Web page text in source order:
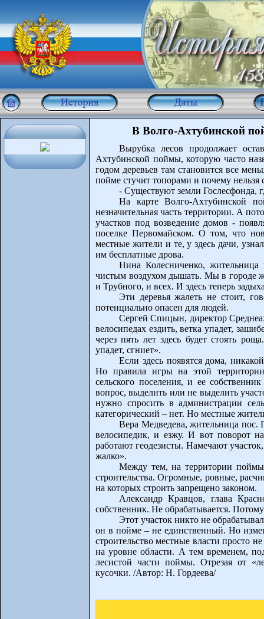
В Волго-Ахтубинской
Вырубка лесов продолжает
Ахтубинской поймы, которую часто
годом деревьев там становится все
пойме стучит топорами и почему
- Существуют земли Гослесфонда,
На карте Волго-Ахтубинской
незначительная часть территории. А
участков под возведение домов -
поселке Первомайском. О том, что
местные жители и те, у здесь дачи,
им бесплатные дрова.
Нина Колесниченко,
чистым воздухом дышать. Мы в городе
и Трубного, и всех. И здесь теперь
Эти деревья жалеть не стоит,
потенциально опасен для людей.
Сергей Спицын, директор
велосипедах ездить, ветка упадет,
через пять лет здесь будет стоять
упадет, сгниет».
Если здесь появятся дома,
Но правила игры на этой
сельского поселения, и ее
вопрос, выделить или не выделить
нужно спросить в администрации
категорический – нет. Но местные
Вера Медведева, жительница
велосипедик, и езжу. И вот поворот
работают геодезисты. Намечают
жалко».
Между тем, на территории поймы
строительства. Огромные, ровные,
на которых строить запрещено законом.
Александр Кравцов, глава
собственник. Не обрабатывается.
Этот участок никто не
он в пойме – не единственный. Но
строительство местные власти просто
на уровне области. А тем временем,
лесистой части поймы. Отрезая от
кусочки. /Автор: Н. Гордеева/